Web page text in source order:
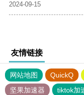
2024-09-15
友情链接
网站地图 QuickQ
坚果加速器
tiktok加